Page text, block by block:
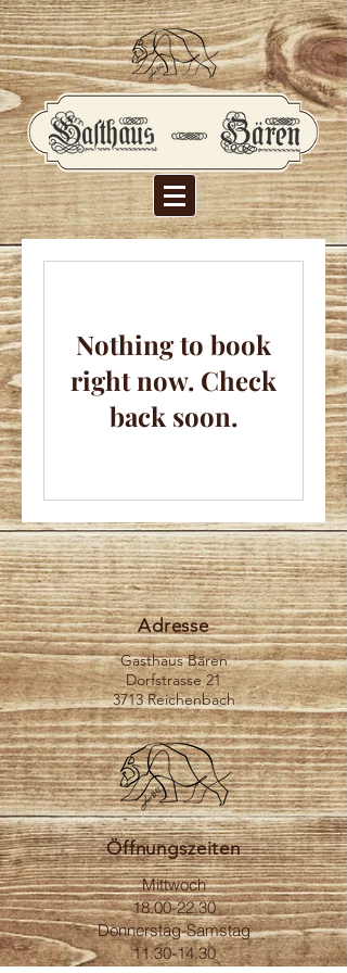
Nothing to book
right now. Check
back soon.
Adresse
Gasthaus Bären
Dorfstrasse 21
3713 Reichenbach
Öffnungszeiten
Mittwoch
18.00-22.30
Donnerstag-Samstag
11.30-14.30